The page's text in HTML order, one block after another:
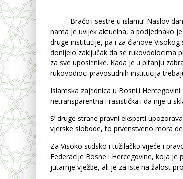
Braćo i sestre u islamu! Naslov
nama je uvijek aktuelna, a podjednako
druge institucije, pa i za članove
donijelo zaključak da se rukovodiocima
za sve uposlenike. Kada je u pitanju
rukovodioci pravosudnih institucija
Islamska zajednica u Bosni i
netransparentna i rasistička i da nije u
S’ druge strane pravni eksperti
vjerske slobode, to prvenstveno mora
Za Visoko sudsko i tužilačko vijeće i
Federacije Bosne i Hercegovine, koja
jutarnje vježbe, ali je za iste na žalost